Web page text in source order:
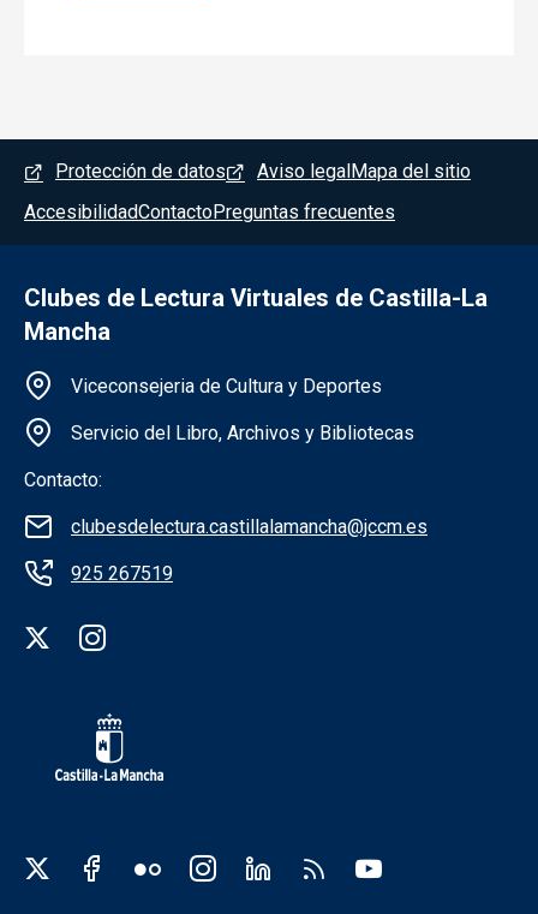
Menú del pie
Protección de datos Aviso legal Mapa del sitio
AccesibilidadContactoPreguntas frecuentes
Clubes de Lectura Virtuales de Castilla-La
Mancha
Información de la institución
Viceconsejeria de Cultura y Deportes
Servicio del Libro, Archivos y Bibliotecas
Contacto:
clubesdelectura.castillalamancha@jccm.es
925 267519
Redes sociales institución
Redes sociales JCCM